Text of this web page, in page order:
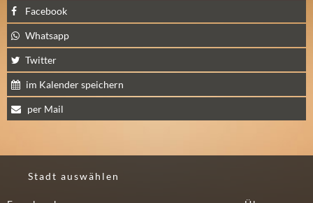
F
R
E
I
T
A
0
Facebook
Whatsapp
Twitter
im Kalender speichern
per Mail
Stadt auswählen